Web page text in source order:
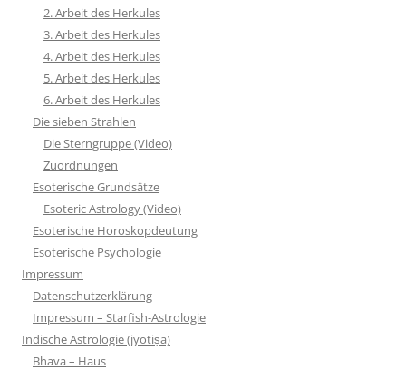
2. Arbeit des Herkules
3. Arbeit des Herkules
4. Arbeit des Herkules
5. Arbeit des Herkules
6. Arbeit des Herkules
Die sieben Strahlen
Die Sterngruppe (Video)
Zuordnungen
Esoterische Grundsätze
Esoteric Astrology (Video)
Esoterische Horoskopdeutung
Esoterische Psychologie
Impressum
Datenschutzerklärung
Impressum – Starfish-Astrologie
Indische Astrologie (jyotiṣa)
Bhava – Haus